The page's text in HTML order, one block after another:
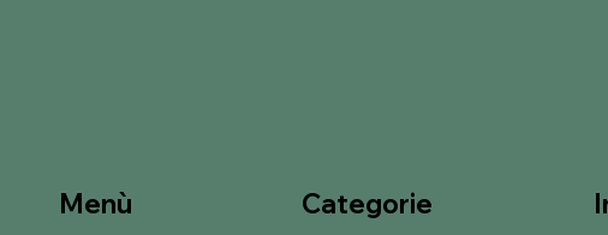
Categorie
Menù